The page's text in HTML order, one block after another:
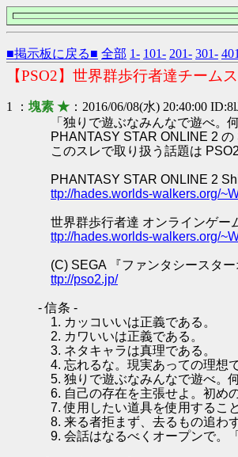
■掲示板に戻る■ 全部 1- 101- 201- 301-
【PSO2】世界群歩行者達チーム
1 ： 塊素 ★ ：2016/06/08(水) 20:40:00
「独りで遊ぶなみんなで遊べ。
PHANTASY STAR ONLINE 2 の
このスレで取り扱う話題は
PHANTASY STAR ONLINE 2
ttp://hades.worlds-walkers.org/
世界群歩行者達 オンラインゲー
ttp://hades.worlds-walkers.org/
(C) SEGA 『ファンタシースター
ttp://pso2.jp/
- 信条 -
1. カッコいいは正義である。
2. カワいいは正義である。
3. ネタキャラは真理である。
4. 忘れるな。現実あっての理想で
5. 独りで遊ぶなみんなで遊べ。
6. 自己の存在を主張せよ。初め
7. 使用したい道具を使用するこ
8. 来る者拒まず、去るもの追わず
9. 会話はなるべくオープンで。